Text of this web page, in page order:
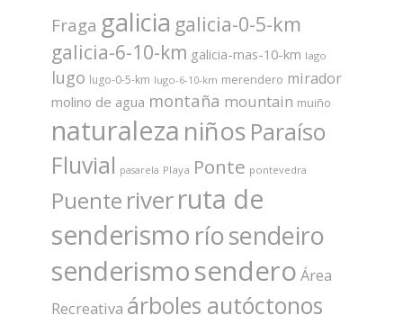
Fraga galicia galicia-0-5-km
galicia-6-10-km galicia-mas-10-km lago
lugo lugo-0-5-km lugo-6-10-km merendero mirador
molino de agua montaña mountain muiño
naturaleza niños Paraíso
Fluvial pasarela Playa Ponte pontevedra
Puente riverruta de
senderismo ríosendeiro
senderismosendero Área
Recreativa árboles autóctonos